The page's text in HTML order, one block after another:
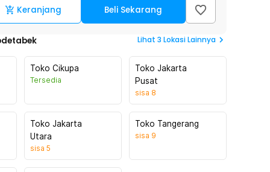
Keranjang Beli Sekarang
Lihat 3 Lokasi Lainnya
Toko Cikupa
Tersedia
Toko Jakarta
Pusat
sisa 8
Toko Jakarta
Utara
sisa 5
Toko Tangerang
sisa 9